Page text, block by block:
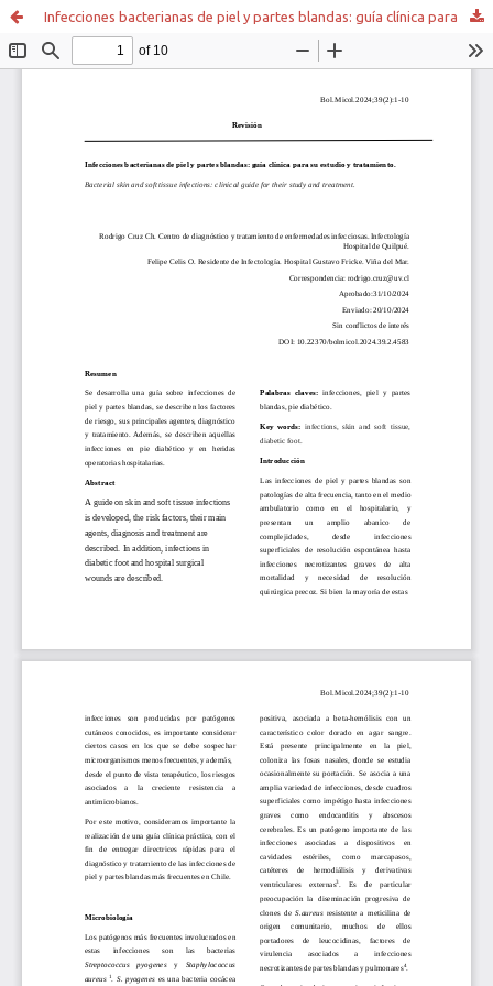
Infecciones bacterianas de piel y partes blandas: guía clínica para su estudio y tratamiento